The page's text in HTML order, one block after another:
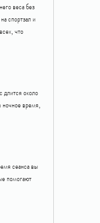
веса без
спортзал и
что
длится около
время,
сеанса вы
помогают